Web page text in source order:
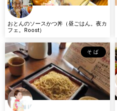
おとんのソースかつ丼（昼ごはん。夜カ
フェ。Roost）
そば